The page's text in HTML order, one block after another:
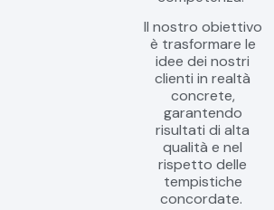
Il nostro obiettivo
è trasformare le
idee dei nostri
clienti in realtà
concrete,
garantendo
risultati di alta
qualità e nel
rispetto delle
tempistiche
concordate.